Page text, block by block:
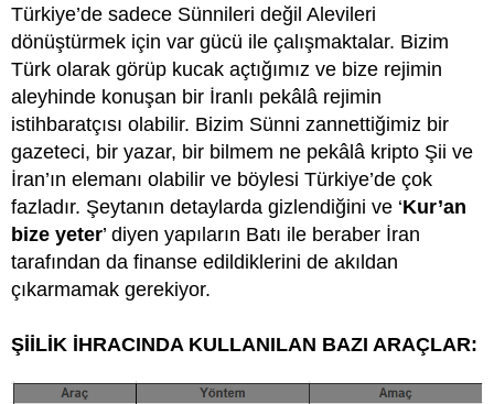
Türkiye’de sadece Sünnileri değil Alevileri
dönüştürmek için var gücü ile çalışmaktalar. Bizim
Türk olarak görüp kucak açtığımız ve bize rejimin
aleyhinde konuşan bir İranlı pekâlâ rejimin
istihbaratçısı olabilir. Bizim Sünni zannettiğimiz bir
gazeteci, bir yazar, bir bilmem ne pekâlâ kripto Şii ve
İran’ın elemanı olabilir ve böylesi Türkiye’de çok
fazladır. Şeytanın detaylarda gizlendiğini ve ‘Kur’an
bize yeter’ diyen yapıların Batı ile beraber İran
tarafından da finanse edildiklerini de akıldan
çıkarmamak gerekiyor.
ŞİİLİK İHRACINDA KULLANILAN BAZI ARAÇLAR: